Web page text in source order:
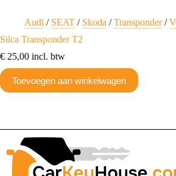
Audi /SEAT/Skoda /Transponder/
Silca Transponder T2
€ 25,00 incl. btw
Toevoegen aan winkelwagen